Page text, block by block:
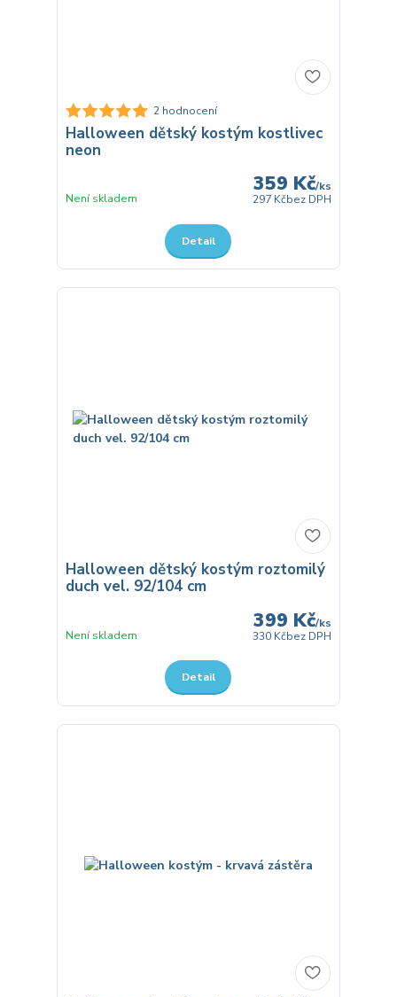
2 hodnocení
Halloween dětský kostým kostlivec
neon
359 Kč/ks
297 Kčbez DPH
Není skladem
Detail
Halloween dětský kostým roztomilý
duch vel. 92/104 cm
399 Kč/ks
330 Kčbez DPH
Není skladem
Detail